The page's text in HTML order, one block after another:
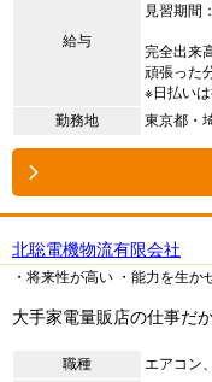
給与
見習期間
完全出来
頑張った
※日払い
勤務地
東京都・
北聡電機物流有限会社
・将来性が高い ・能力を生か
大手家電量販店の仕事だ
職種
エアコン